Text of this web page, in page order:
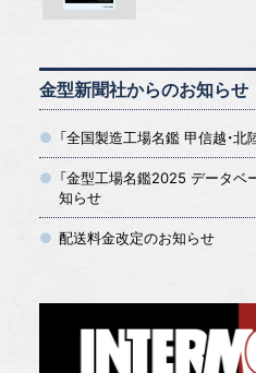
金型新聞社からのお知らせ
「全国製造工場名鑑 甲信越・北
「金型工場名鑑2025 データベ
知らせ
配送料金改定のお知らせ